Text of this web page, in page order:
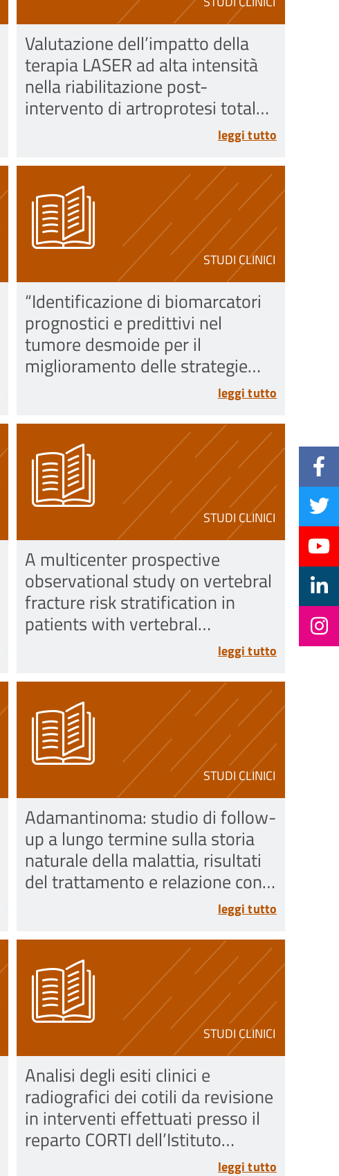
Valutazione dell’impatto della
terapia LASER ad alta intensità
nella riabilitazione post-
intervento di artroprotesi totale
leggi tutto
STUDI CLINICI
“Identificazione di biomarcatori
prognostici e predittivi nel
tumore desmoide per il
miglioramento delle strategie
leggi tutto
STUDI CLINICI
A multicenter prospective
observational study on vertebral
fracture risk stratification in
patients with vertebral
osservazionale prospettico
multicentrico sulla stratificazione
del rischio di frattura vertebrale
in pazienti affett
leggi tutto
STUDI CLINICI
Adamantinoma: studio di follow-
up a lungo termine sulla storia
naturale della malattia, risultati
del trattamento e relazione con
l'adamantinoma differenziato
(dofol-like o adamantinoma
giovanile)
leggi tutto
STUDI CLINICI
Analisi degli esiti clinici e
radiografici dei cotili da revisione
in interventi effettuati presso il
reparto CORTI dell’Istituto
Ortopedico Rizzoli tra il 1°leggi tutto